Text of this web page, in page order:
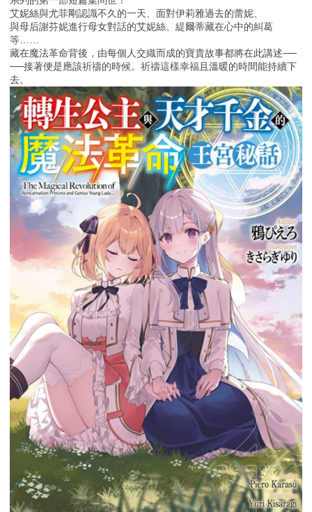
艾妮絲與尤菲剛認識不久的一天、面對伊莉雅過去的蕾妮、
與母后謝芬妮進行母女對話的艾妮絲、緹爾蒂藏在心中的糾葛
等……
藏在魔法革命背後，由每個人交織而成的寶貴故事都將在此講述──
──接著便是應該祈禱的時候。祈禱這樣幸福且溫暖的時間能持續下
去。